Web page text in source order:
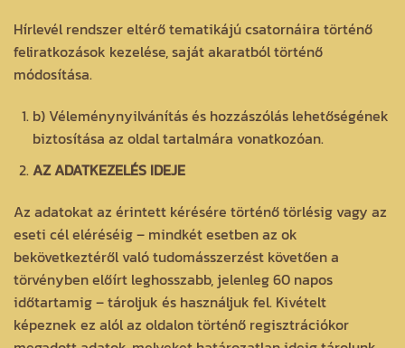
Hírlevél rendszer eltérő tematikájú csatornáira történő
feliratkozások kezelése, saját akaratból történő
módosítása.
b) Véleménynyilvánítás és hozzászólás lehetőségének
biztosítása az oldal tartalmára vonatkozóan.
AZ ADATKEZELÉS IDEJE
Az adatokat az érintett kérésére történő törlésig vagy az
eseti cél eléréséig – mindkét esetben az ok
bekövetkeztéről való tudomásszerzést követően a
törvényben előírt leghosszabb, jelenleg 60 napos
időtartamig – tároljuk és használjuk fel. Kivételt
képeznek ez alól az oldalon történő regisztrációkor